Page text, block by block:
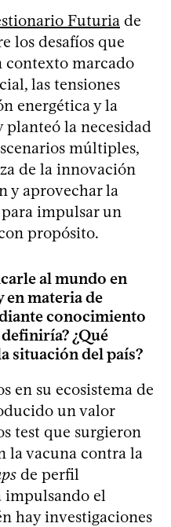
Futuria de
los desafíos que
contexto marcado
las tensiones
energética y la
planteó la necesidad
múltiples,
de la innovación
y aprovechar la
impulsar un
propósito.
al mundo en
en materia de
conocimiento
¿Qué
situación del país?
en su ecosistema de
un valor
test que surgieron
la vacuna contra la
de perfil
impulsando el
hay investigaciones